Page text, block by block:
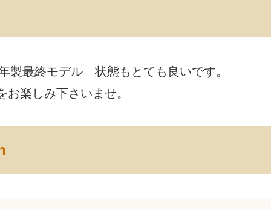
製最終モデル 状態もとても良いです。
楽しみ下さいませ。